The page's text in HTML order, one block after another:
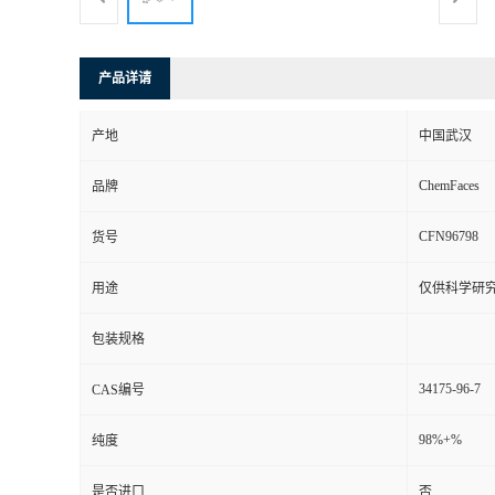
产品详请
产地 中国武汉
品牌 ChemFaces
货号 CFN96798
用途 仅供科学研
包装规格
CAS编号 34175-96-7
纯度 98%+%
是否进口 否